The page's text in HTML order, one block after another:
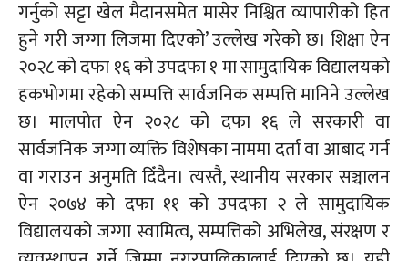
गर्नुको सट्टा खेल मैदानसमेत मासेर निश्चित व्यापारीको हित
हुने गरी जग्गा लिजमा दिएको’ उल्लेख गरेको छ। शिक्षा ऐन
२०२८ को दफा १६ को उपदफा १ मा सामुदायिक विद्यालयको
हकभोगमा रहेको सम्पत्ति सार्वजनिक सम्पत्ति मानिने उल्लेख
छ। मालपोत ऐन २०२८ को दफा १६ ले सरकारी वा
सार्वजनिक जग्गा व्यक्ति विशेषका नाममा दर्ता वा आबाद गर्न
वा गराउन अनुमति दिँदैन। त्यस्तै, स्थानीय सरकार सञ्चालन
ऐन २०७४ को दफा ११ को उपदफा २ ले सामुदायिक
विद्यालयको जग्गा स्वामित्व, सम्पत्तिको अभिलेख, संरक्षण र